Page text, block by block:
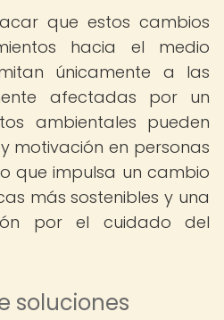
que estos cambios
hacia el medio
únicamente a las
afectadas por un
ambientales pueden
motivación en personas
que impulsa un cambio
más sostenibles y una
por el cuidado del
soluciones